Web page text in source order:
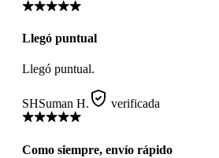
Llegó puntual
Llegó puntual.
SHSuman H. verificada
Como siempre, envío rápido